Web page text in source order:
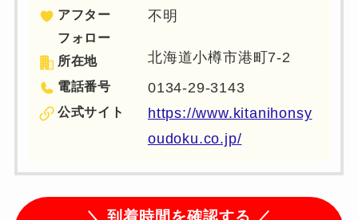
アフター
フォロー
不明
所在地 北海道小樽市港町7-2
電話番号 0134-29-3143
公式サイト
https://www.kitanihonsy
oudoku.co.jp/
＼ 到着時間を確認する ／